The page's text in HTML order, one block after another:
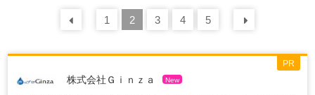
前の 30
1 2 3 4 5
株式会社Ｇｉｎｚａ New
PR